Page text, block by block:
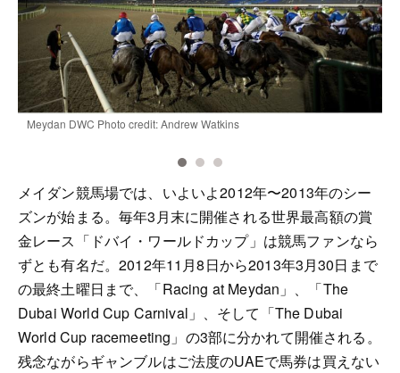
Meydan DWC Photo credit: Andrew Watkins
メイダン競馬場では、いよいよ2012年〜2013年のシー
ズンが始まる。毎年3月末に開催される世界最高額の賞
金レース「ドバイ・ワールドカップ」は競馬ファンなら
ずとも有名だ。2012年11月8日から2013年3月30日まで
の最終土曜日まで、「Racing at Meydan」、「The
Dubai World Cup Carnival」、そして「The Dubai
World Cup racemeeting」の3部に分かれて開催される。
残念ながらギャンブルはご法度のUAEで馬券は買えない